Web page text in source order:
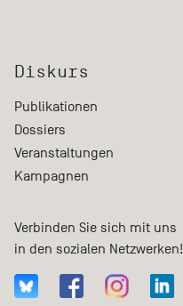
Diskurs
Publikationen
Dossiers
Veranstaltungen
Kampagnen
Verbinden Sie sich mit uns
in den sozialen Netzwerken!